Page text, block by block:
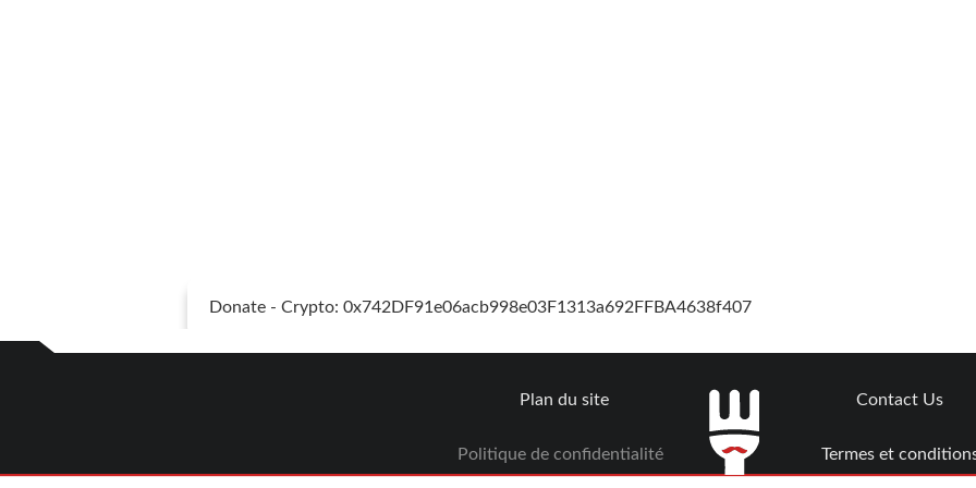
Donate - Crypto: 0x742DF91e06acb998e03F1313a692FFBA4638f407
Plan du site
Politique de confidentialité
Contact Us
Termes et